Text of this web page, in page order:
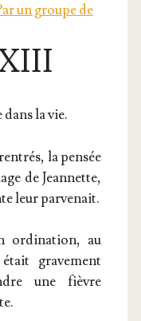
un groupe de
dans la vie.
la pen­sée
de Jean­nette,
leur parvenait.
ordi­na­tion, au
gra­ve­ment
une fièvre